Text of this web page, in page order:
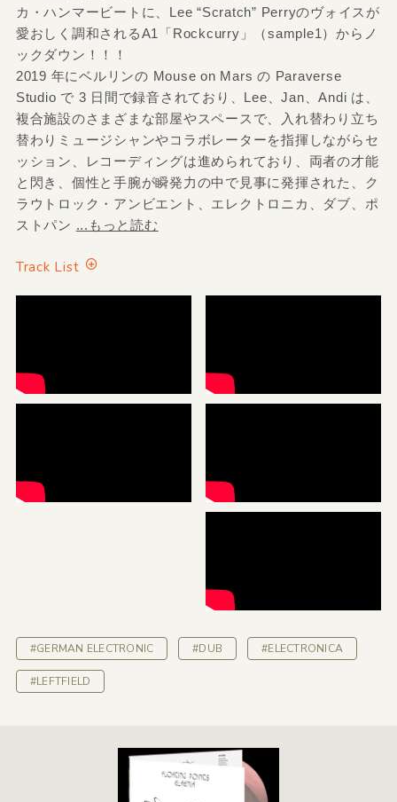
カ・ハンマービートに、Lee “Scratch” Perryのヴォイスが
愛おしく調和されるA1「Rockcurry」（sample1）からノ
ックダウン！！！
2019 年にベルリンの Mouse on Mars の Paraverse
Studio で 3 日間で録音されており、Lee、Jan、Andi は、
複合施設のさまざまな部屋やスペースで、入れ替わり立ち
替わりミュージシャンやコラボレーターを指揮しながらセ
ッション、レコーディングは進められており、両者の才能
と閃き、個性と手腕が瞬発力の中で見事に発揮された、ク
ラウトロック・アンビエント、エレクトロニカ、ダブ、ポ
ストパン ...もっと読む
Track List
#GERMAN ELECTRONIC #DUB #ELECTRONICA
#LEFTFIELD